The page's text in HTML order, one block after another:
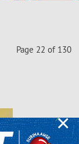
Page 22 of 130
×